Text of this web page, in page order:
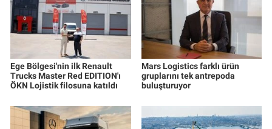
Ege Bölgesi'nin ilk Renault
Trucks Master Red EDITION'ı
ÖKN Lojistik filosuna katıldı
Mars Logistics farklı ürün
gruplarını tek antrepoda
buluşturuyor